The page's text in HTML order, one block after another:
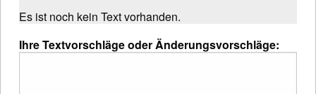
Es ist noch kein Text vorhanden.
Ihre Textvorschläge oder Änderungsvorschläge: